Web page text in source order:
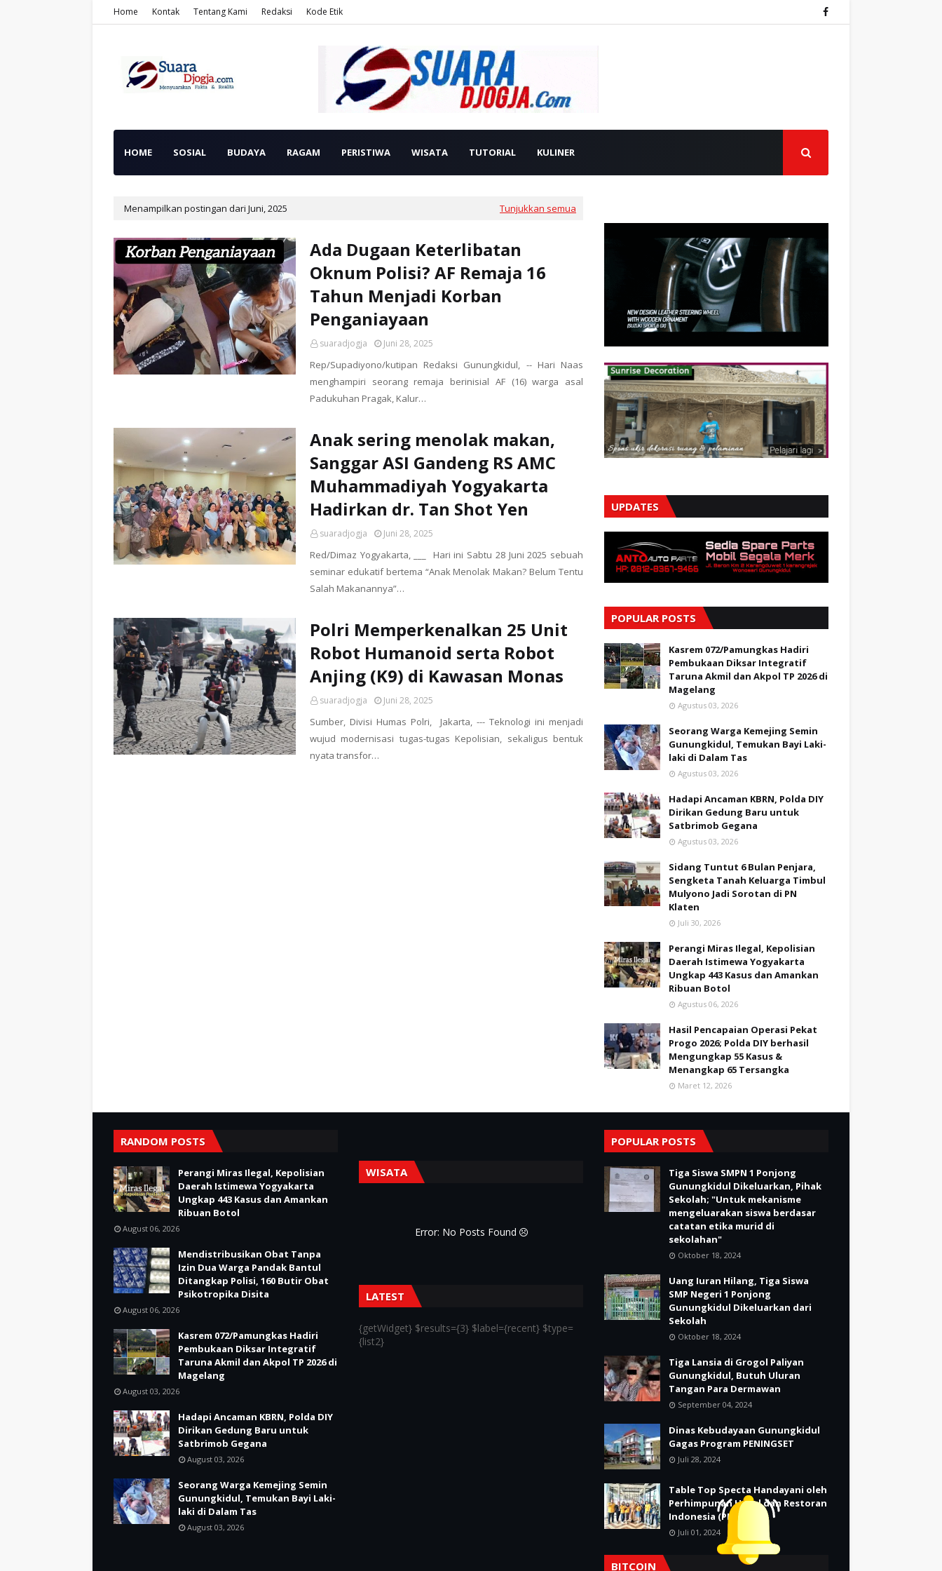
Home Kontak Tentang Kami Redaksi Kode Etik
HOME SOSIAL BUDAYA RAGAM PERISTIWA WISATA TUTORIAL KULINER
Menampilkan postingan dari Juni, 2025 Tunjukkan semua
Ada Dugaan Keterlibatan
Oknum Polisi? AF Remaja 16
Tahun Menjadi Korban
Penganiayaan
suaradjogja Juni 28, 2025
Rep/Supadiyono/kutipan Redaksi Gunungkidul, -- Hari Naas
menghampiri seorang remaja berinisial AF (16) warga asal
Padukuhan Pragak, Kalur…
Anak sering menolak makan,
Sanggar ASI Gandeng RS AMC
Muhammadiyah Yogyakarta
Hadirkan dr. Tan Shot Yen
suaradjogja Juni 28, 2025
Red/Dimaz Yogyakarta, ___ Hari ini Sabtu 28 Juni 2025 sebuah
seminar edukatif bertema “Anak Menolak Makan? Belum Tentu
Salah Makanannya”…
Polri Memperkenalkan 25 Unit
Robot Humanoid serta Robot
Anjing (K9) di Kawasan Monas
suaradjogja Juni 28, 2025
Sumber, Divisi Humas Polri, Jakarta, --- Teknologi ini menjadi
wujud modernisasi tugas-tugas Kepolisian, sekaligus bentuk
nyata transfor…
UPDATES
POPULAR POSTS
Kasrem 072/Pamungkas Hadiri
Pembukaan Diksar Integratif
Taruna Akmil dan Akpol TP 2026 di
Magelang
Agustus 03, 2026
Seorang Warga Kemejing Semin
Gunungkidul, Temukan Bayi Laki-
laki di Dalam Tas
Agustus 03, 2026
Hadapi Ancaman KBRN, Polda DIY
Dirikan Gedung Baru untuk
Satbrimob Gegana
Agustus 03, 2026
Sidang Tuntut 6 Bulan Penjara,
Sengketa Tanah Keluarga Timbul
Mulyono Jadi Sorotan di PN
Klaten
Juli 30, 2026
Perangi Miras Ilegal, Kepolisian
Daerah Istimewa Yogyakarta
Ungkap 443 Kasus dan Amankan
Ribuan Botol
Agustus 06, 2026
Hasil Pencapaian Operasi Pekat
Progo 2026; Polda DIY berhasil
Mengungkap 55 Kasus &
Menangkap 65 Tersangka
Maret 12, 2026
RANDOM POSTS
Perangi Miras Ilegal, Kepolisian
Daerah Istimewa Yogyakarta
Ungkap 443 Kasus dan Amankan
Ribuan Botol
August 06, 2026
Mendistribusikan Obat Tanpa
Izin Dua Warga Pandak Bantul
Ditangkap Polisi, 160 Butir Obat
Psikotropika Disita
August 06, 2026
Kasrem 072/Pamungkas Hadiri
Pembukaan Diksar Integratif
Taruna Akmil dan Akpol TP 2026 di
Magelang
August 03, 2026
Hadapi Ancaman KBRN, Polda DIY
Dirikan Gedung Baru untuk
Satbrimob Gegana
August 03, 2026
Seorang Warga Kemejing Semin
Gunungkidul, Temukan Bayi Laki-
laki di Dalam Tas
August 03, 2026
WISATA
Error: No Posts Found
LATEST
{getWidget} $results={3} $label={recent} $type=
{list2}
POPULAR POSTS
Tiga Siswa SMPN 1 Ponjong
Gunungkidul Dikeluarkan, Pihak
Sekolah; "Untuk mekanisme
mengeluarakan siswa berdasar
catatan etika murid di
sekolahan"
Oktober 18, 2024
Uang Iuran Hilang, Tiga Siswa
SMP Negeri 1 Ponjong
Gunungkidul Dikeluarkan dari
Sekolah
Oktober 18, 2024
Tiga Lansia di Grogol Paliyan
Gunungkidul, Butuh Uluran
Tangan Para Dermawan
September 04, 2024
Dinas Kebudayaan Gunungkidul
Gagas Program PENINGSET
Juli 28, 2024
Table Top Specta Handayani oleh
Perhimpunan Hotel dan Restoran
Indonesia (PHRI)
Juli 01, 2024
BITCOIN